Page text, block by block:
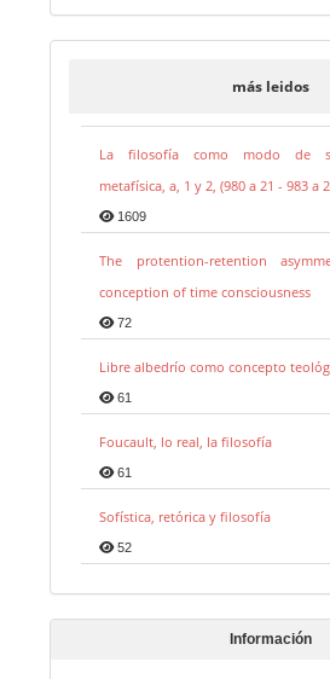
más leidos
La filosofía como modo de
metafísica, a, 1 y 2, (980 a 21 - 983 a
1609
The protention-retention
conception of time consciousness
72
Libre albedrío como concepto
61
Foucault, lo real, la filosofía
61
Sofística, retórica y filosofía
52
Información